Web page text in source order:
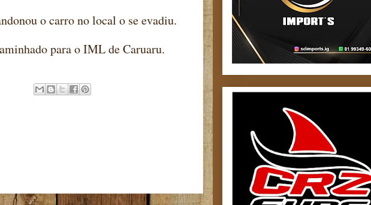
o carro no local o se evadiu.
para o IML de Caruaru.